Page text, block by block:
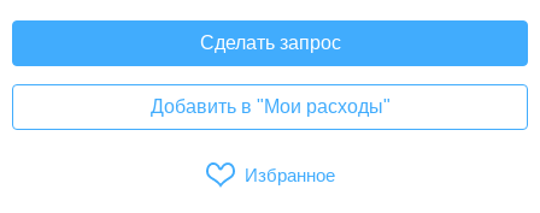
Сделать запрос
Добавить в "Мои расходы"
Избранное